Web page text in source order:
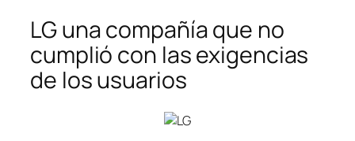
LG una compañía que no
cumplió con las exigencias
de los usuarios